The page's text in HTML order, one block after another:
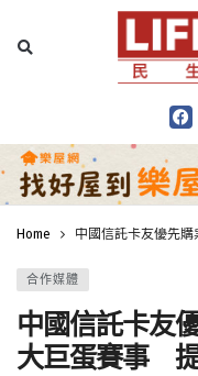
Home 中國信託卡友優先
合作媒體
中國信託卡友
大巨蛋賽事